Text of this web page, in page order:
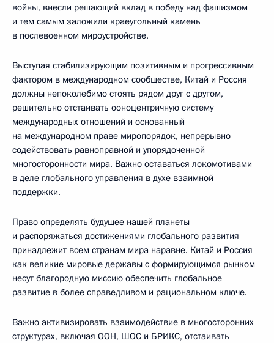
войны, внесли решающий вклад в победу над фашизмом
и тем самым заложили краеугольный камень
в послевоенном мироустройстве.
Выступая стабилизирующим позитивным и прогрессивным
фактором в международном сообществе, Китай и Россия
должны непоколебимо стоять рядом друг с другом,
решительно отстаивать ооноцентричную систему
международных отношений и основанный
на международном праве миропорядок, непрерывно
содействовать равноправной и упорядоченной
многосторонности мира. Важно оставаться локомотивами
в деле глобального управления в духе взаимной
поддержки.
Право определять будущее нашей планеты
и распоряжаться достижениями глобального развития
принадлежит всем странам мира наравне. Китай и Россия
как великие мировые державы с формирующимся рынком
несут благородную миссию обеспечить глобальное
развитие в более справедливом и рациональном ключе.
Важно активизировать взаимодействие в многосторонних
структурах, включая ООН, ШОС и БРИКС, отстаивать